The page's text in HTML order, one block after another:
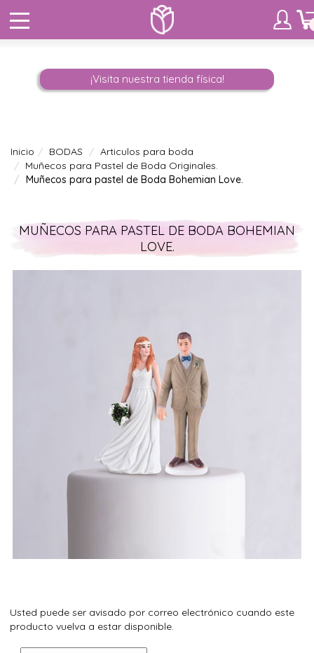
¡Visita nuestra tienda física!
Inicio BODAS
Articulos para boda
Muñecos para Pastel de Boda Originales.
Muñecos para pastel de Boda Bohemian Love.
MUÑECOS PARA PASTEL DE BODA BOHEMIAN
LOVE.
Usted puede ser avisado por correo electrónico cuando este
producto vuelva a estar disponible.